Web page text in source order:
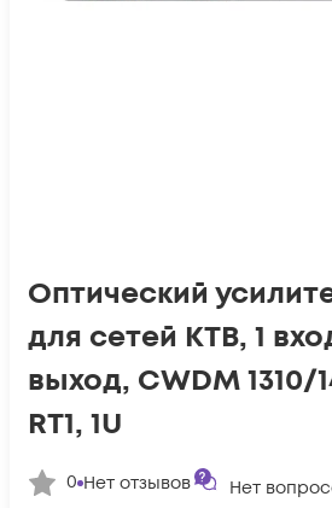
Оптический
для сетей КТВ, 1
выход, CWDM 1310/
RT1, 1U
0 Нет отзывов Нет